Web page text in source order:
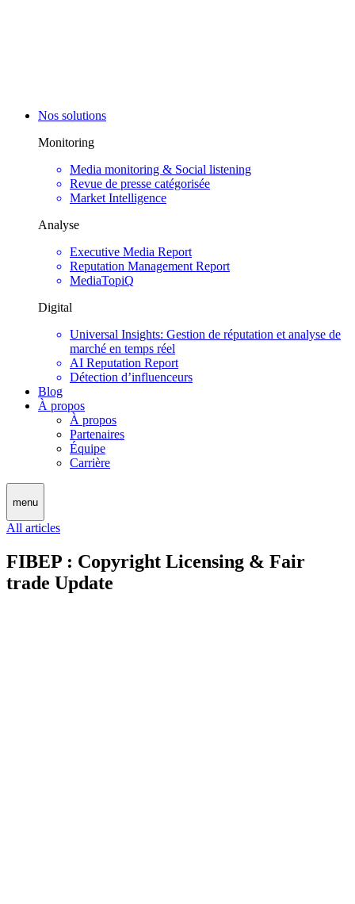
Nos solutions
Monitoring
Media monitoring & Social listening
Revue de presse catégorisée
Market Intelligence
Analyse
Executive Media Report
Reputation Management Report
MediaTopiQ
Digital
Universal Insights: Gestion de réputation et analyse de
marché en temps réel
AI Reputation Report
Détection d’influenceurs
Blog
À propos
À propos
Partenaires
Équipe
Carrière
menu
All articles
FIBEP : Copyright Licensing & Fair
trade Update